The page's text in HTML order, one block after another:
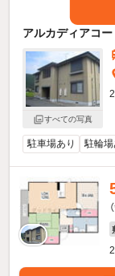
アルカディアコ
すべての写真
駐車場あり 駐輪場